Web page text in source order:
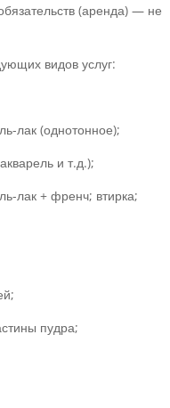
(аренда) — не
видов услуг:
лак (однотонное);
и т.д.);
лак + френч; втирка;
пудра;